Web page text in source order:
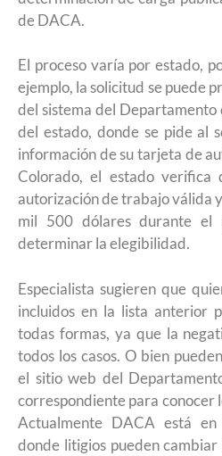
de DACA.
El proceso varía por estado,
ejemplo, la solicitud se puede
del sistema del Departamento
del estado, donde se pide al
información de su tarjeta de
Colorado, el estado verifica
autorización de trabajo válida
mil 500 dólares durante el
determinar la elegibilidad.
Especialista sugieren que
incluidos en la lista anterior
todas formas, ya que la
todos los casos. O bien
el sitio web del
correspondiente para conocer
Actualmente DACA está
donde litigios pueden